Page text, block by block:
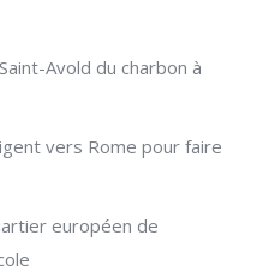
Avold du charbon à
vers Rome pour faire
européen de